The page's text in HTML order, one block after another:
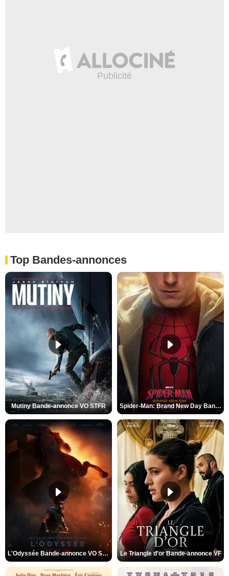
Top Bandes-annonces
Mutiny Bande-annonce VO STFR Spider-Man: Brand New Day Bande-annonce VO STFR
L'Odyssée Bande-annonce VO STFR Le Triangle d'or Bande-annonce VF